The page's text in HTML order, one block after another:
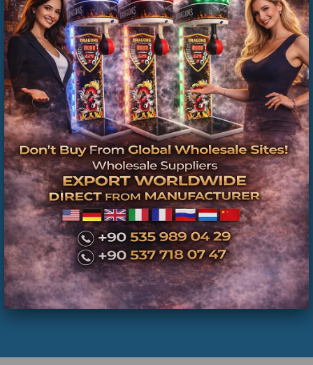
İkinci El Langırt Masası | Servis Bakımlı,
Revizyonlu ve Ticari Kullanıma Hazır Modeller